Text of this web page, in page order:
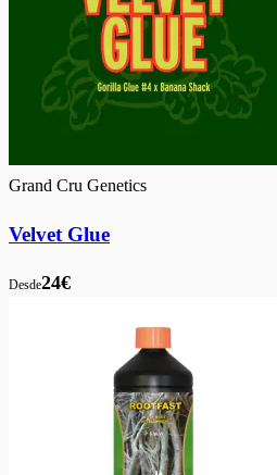
Grand Cru Genetics
Velvet Glue
Desde24€